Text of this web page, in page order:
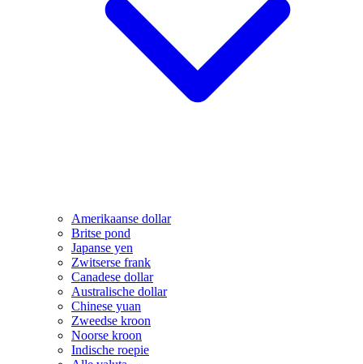
Amerikaanse dollar
Britse pond
Japanse yen
Zwitserse frank
Canadese dollar
Australische dollar
Chinese yuan
Zweedse kroon
Noorse kroon
Indische roepie